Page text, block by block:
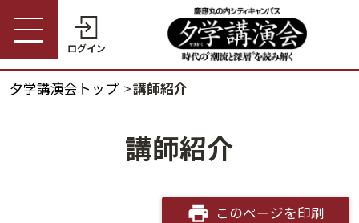
ログイン
夕学講演会トップ 講師紹介
講師紹介
このページを印刷
夕学講演会とは
開催概要